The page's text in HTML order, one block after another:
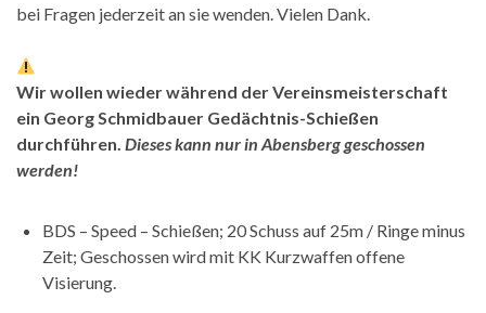
bei Fragen jederzeit an sie wenden. Vielen Dank.
Wir wollen wieder während der Vereinsmeisterschaft
ein Georg Schmidbauer Gedächtnis-Schießen
durchführen. Dieses kann nur in Abensberg geschossen
werden!
BDS – Speed – Schießen; 20 Schuss auf 25m / Ringe minus
Zeit; Geschossen wird mit KK Kurzwaffen offene
Visierung.